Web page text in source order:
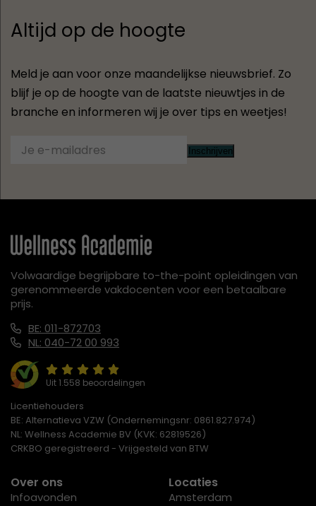
Altijd op de hoogte
Meld je aan voor onze maandelijkse nieuwsbrief. Zo
blijf je op de hoogte van de laatste nieuwtjes in de
branche en informeren wij je over tips en weetjes!
Inschrijven
Volwaardige begrijpbare to-the-point opleidingen van
gerenommeerde vakdocenten voor een betaalbare
prijs.
BE: 011-872703
NL: 040-72 00 993
Uit 1.558 beoordelingen
Licentiehouders
BE: Alternatieva VZW (Ondernemingsnr: 0861.827.974)
NL: Wellness Academie BV (KVK: 62819526)
CRKBO geregistreerd - Vrijgesteld van BTW
Over ons
Infoavonden
Locaties
Amsterdam